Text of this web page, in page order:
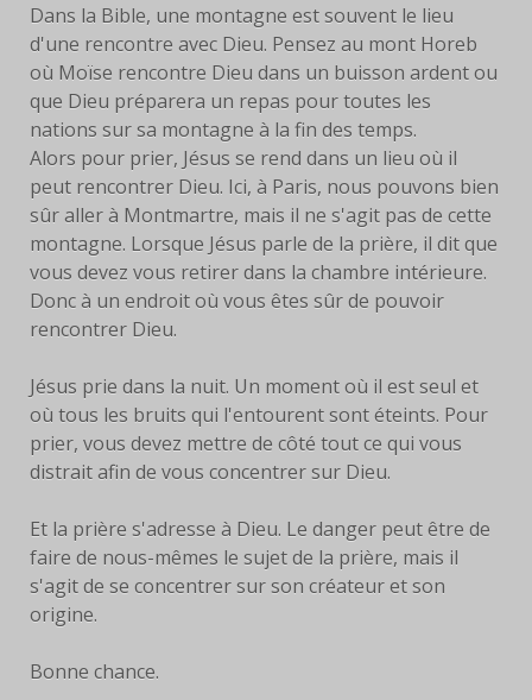
Dans la Bible, une montagne est souvent le lieu
d'une rencontre avec Dieu. Pensez au mont Horeb
où Moïse rencontre Dieu dans un buisson ardent ou
que Dieu préparera un repas pour toutes les
nations sur sa montagne à la fin des temps.
Alors pour prier, Jésus se rend dans un lieu où il
peut rencontrer Dieu. Ici, à Paris, nous pouvons bien
sûr aller à Montmartre, mais il ne s'agit pas de cette
montagne. Lorsque Jésus parle de la prière, il dit que
vous devez vous retirer dans la chambre intérieure.
Donc à un endroit où vous êtes sûr de pouvoir
rencontrer Dieu.
Jésus prie dans la nuit. Un moment où il est seul et
où tous les bruits qui l'entourent sont éteints. Pour
prier, vous devez mettre de côté tout ce qui vous
distrait afin de vous concentrer sur Dieu.
Et la prière s'adresse à Dieu. Le danger peut être de
faire de nous-mêmes le sujet de la prière, mais il
s'agit de se concentrer sur son créateur et son
origine.
Bonne chance.